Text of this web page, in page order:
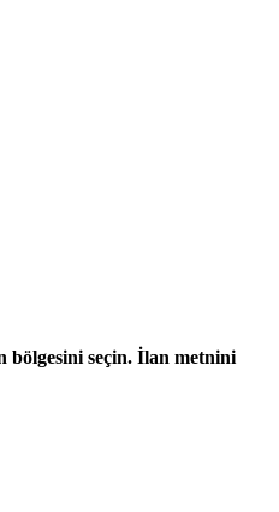
bölgesini seçin. İlan metnini